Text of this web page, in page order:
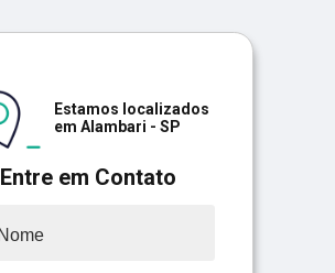
Entre em Contato
Estamos localizados
em Alambari - SP